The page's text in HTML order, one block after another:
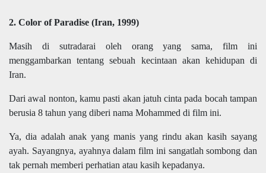
2. Color of Paradise (Iran, 1999)
Masih di sutradarai oleh orang yang sama, film ini
menggambarkan tentang sebuah kecintaan akan kehidupan di
Iran.
Dari awal nonton, kamu pasti akan jatuh cinta pada bocah tampan
berusia 8 tahun yang diberi nama Mohammed di film ini.
Ya, dia adalah anak yang manis yang rindu akan kasih sayang
ayah. Sayangnya, ayahnya dalam film ini sangatlah sombong dan
tak pernah memberi perhatian atau kasih kepadanya.